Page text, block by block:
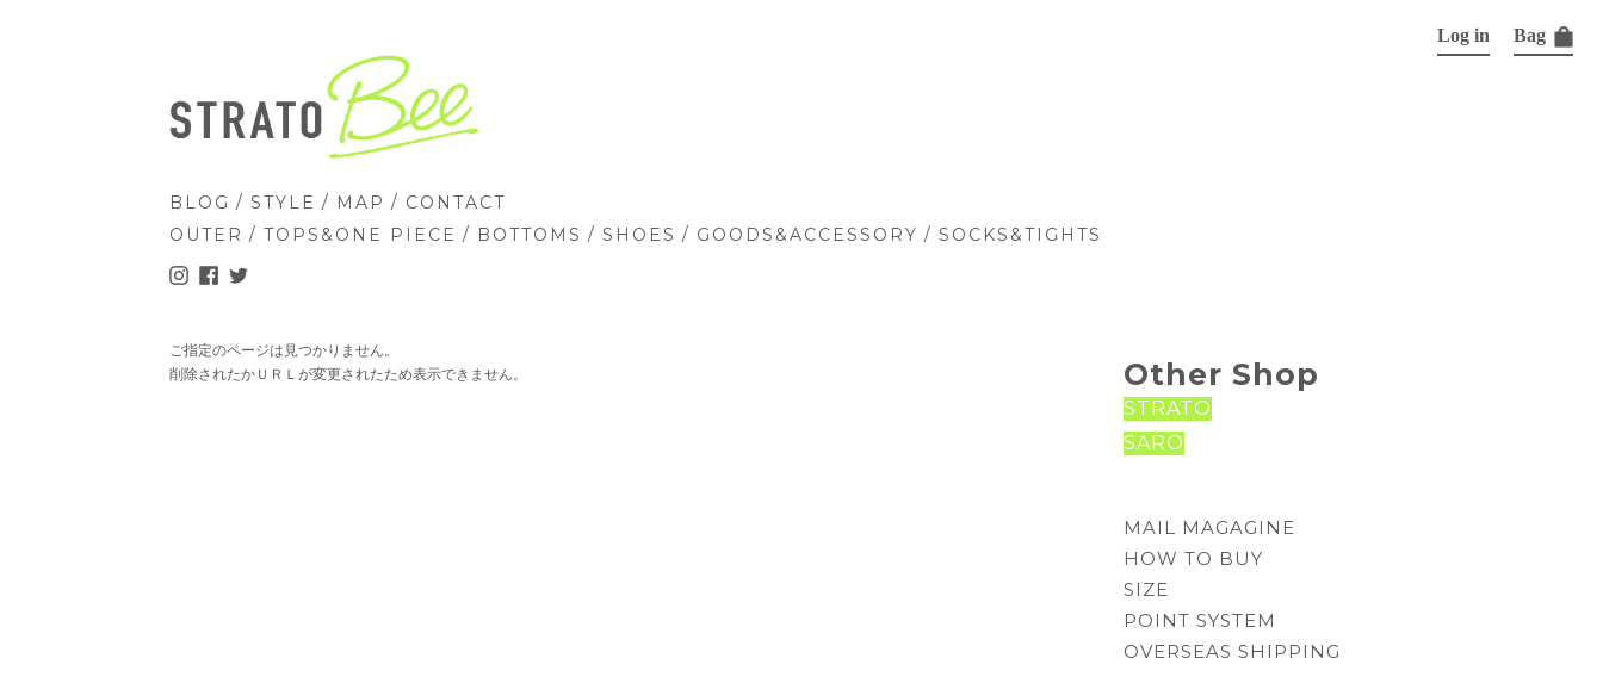
BLOG / STYLE / MAP / CONTACT
OUTER / TOPS&ONE PIECE / BOTTOMS / SHOES / GOODS&ACCESSORY / SOCKS&TIGHTS
Log in Bag
ご指定のページは見つかりません。
削除されたかＵＲＬが変更されたため表示できません。
Other Shop
STRATO
SARO
MAIL MAGAGINE
HOW TO BUY
SIZE
POINT SYSTEM
OVERSEAS SHIPPING